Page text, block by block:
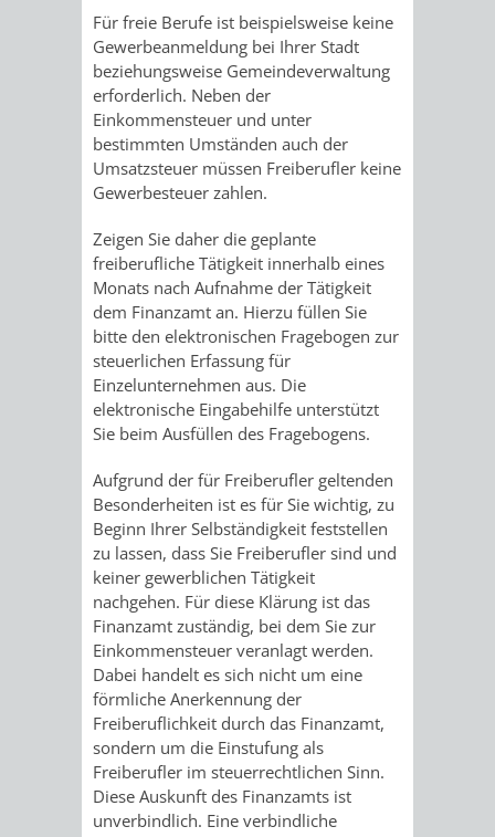
DES
OFFENEN
DENKMALS
LIEGENSCHAFTEN
ABWASSERBESEITIGUNG
ERSCHLIESSUNGSBEITRAG
ANTRAGSVERFAHREN
VERMIETE
DOCH
AN
DEINE
STADT
WIEDERVERMIETUNGSPRÄMIE
UND
DENKMALSCHUTZ
UND
SPORT
FÜR
STABSSTELLE
BÄDER
HOCHBAU
BAU)
GEBÄUDEBETRIEB
FÜR
AMT
FÜR
SOZIALE
Für freie Berufe ist beispielsweise keine
Gewerbeanmeldung bei Ihrer Stadt
beziehungsweise Gemeindeverwaltung
erforderlich. Neben der
Einkommensteuer und unter
bestimmten Umständen auch der
Umsatzsteuer müssen Freiberufler keine
Gewerbesteuer zahlen.
Zeigen Sie daher die geplante
freiberufliche Tätigkeit innerhalb eines
Monats nach Aufnahme der Tätigkeit
dem Finanzamt an. Hierzu füllen Sie
bitte den elektronischen Fragebogen zur
steuerlichen Erfassung für
Einzelunternehmen aus. Die
elektronische Eingabehilfe unterstützt
Sie beim Ausfüllen des Fragebogens.
Aufgrund der für Freiberufler geltenden
Besonderheiten ist es für Sie wichtig, zu
Beginn Ihrer Selbständigkeit feststellen
zu lassen, dass Sie Freiberufler sind und
keiner gewerblichen Tätigkeit
nachgehen. Für diese Klärung ist das
Finanzamt zuständig, bei dem Sie zur
Einkommensteuer veranlagt werden.
Dabei handelt es sich nicht um eine
förmliche Anerkennung der
Freiberuflichkeit durch das Finanzamt,
sondern um die Einstufung als
Freiberufler im steuerrechtlichen Sinn.
Diese Auskunft des Finanzamts ist
unverbindlich. Eine verbindliche